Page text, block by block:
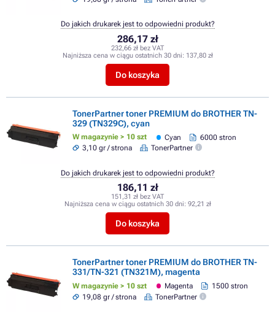
286,17 zł
232,66 zł bez VAT
Najniższa cena w ciągu ostatnich 30 dni: 137,80 zł
Do koszyka
Do jakich drukarek jest to odpowiedni produkt?
TonerPartner toner PREMIUM do BROTHER TN-
329 (TN329C), cyan
W magazynie > 10 szt Cyan
6000 stron
3,10 gr / strona
TonerPartner
186,11 zł
151,31 zł bez VAT
Najniższa cena w ciągu ostatnich 30 dni: 92,21 zł
Do koszyka
Do jakich drukarek jest to odpowiedni produkt?
TonerPartner toner PREMIUM do BROTHER TN-
331/TN-321 (TN321M), magenta
W magazynie > 10 szt Magenta
1500 stron
19,08 gr / strona
TonerPartner